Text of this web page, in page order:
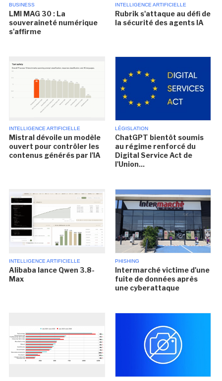
BUSINESS
LMI MAG 30 : La
souveraineté numérique
s'affirme
INTELLIGENCE ARTIFICIELLE
Rubrik s'attaque au défi de
la sécurité des agents IA
INTELLIGENCE ARTIFICIELLE
Mistral dévoile un modèle
ouvert pour contrôler les
contenus générés par l'IA
LÉGISLATION
ChatGPT bientôt soumis
au régime renforcé du
Digital Service Act de
l'Union...
INTELLIGENCE ARTIFICIELLE
Alibaba lance Qwen 3.8-
Max
PHISHING
Intermarché victime d'une
fuite de données après
une cyberattaque